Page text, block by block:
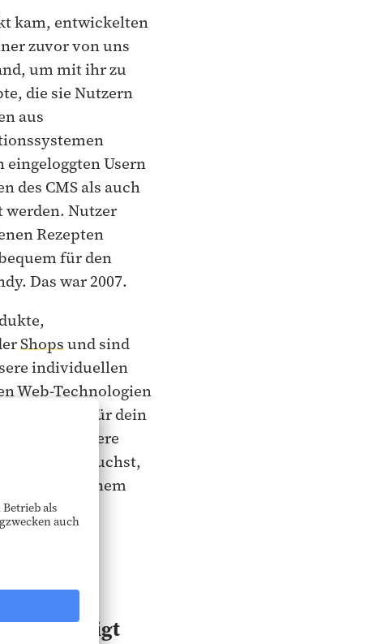
kam, entwickelten
zuvor von uns
um mit ihr zu
die sie Nutzern
aus
Usern
des CMS als auch
werden. Nutzer
Rezepten
für den
Das war 2007.
Shopsund sind
individuellen
Web-Technologien
Falls das für dein
unsere
was du brauchst,
auf einem
beteiligt